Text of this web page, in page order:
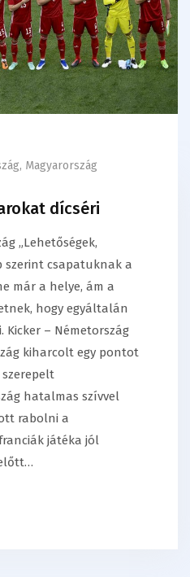
, Magyarország
dícséri
„Lehetőségek,
szerint csapatuknak a
már a helye, ám a
hogy egyáltalán
– Németország
kiharcolt egy pontot
szerepelt
hatalmas szívvel
rabolni a
játéka jól